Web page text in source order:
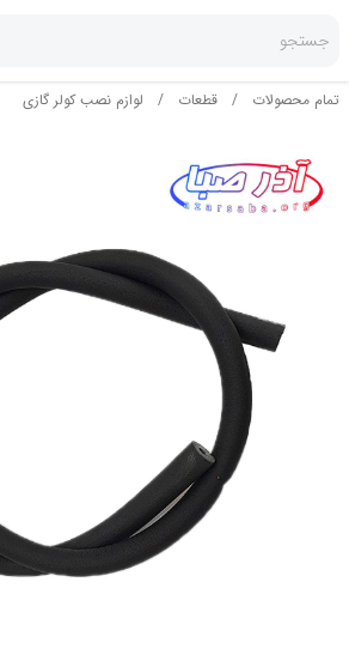
جستجو
تمام محصولات / قطعات / لوازم نصب کولر گازی